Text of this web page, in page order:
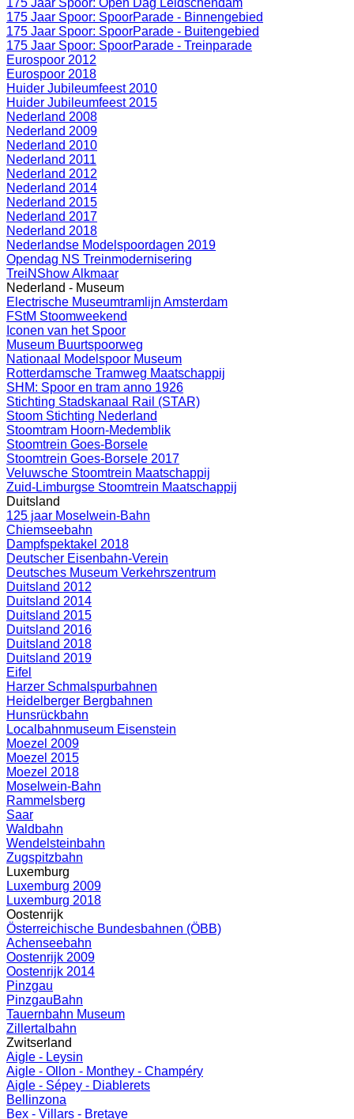
175 Jaar Spoor: Open Dag Leidschendam
175 Jaar Spoor: SpoorParade - Binnengebied
175 Jaar Spoor: SpoorParade - Buitengebied
175 Jaar Spoor: SpoorParade - Treinparade
Eurospoor 2012
Eurospoor 2018
Huider Jubileumfeest 2010
Huider Jubileumfeest 2015
Nederland 2008
Nederland 2009
Nederland 2010
Nederland 2011
Nederland 2012
Nederland 2014
Nederland 2015
Nederland 2017
Nederland 2018
Nederlandse Modelspoordagen 2019
Opendag NS Treinmodernisering
TreiNShow Alkmaar
Nederland - Museum
Electrische Museumtramlijn Amsterdam
FStM Stoomweekend
Iconen van het Spoor
Museum Buurtspoorweg
Nationaal Modelspoor Museum
Rotterdamsche Tramweg Maatschappij
SHM: Spoor en tram anno 1926
Stichting Stadskanaal Rail (STAR)
Stoom Stichting Nederland
Stoomtram Hoorn-Medemblik
Stoomtrein Goes-Borsele
Stoomtrein Goes-Borsele 2017
Veluwsche Stoomtrein Maatschappij
Zuid-Limburgse Stoomtrein Maatschappij
Duitsland
125 jaar Moselwein-Bahn
Chiemseebahn
Dampfspektakel 2018
Deutscher Eisenbahn-Verein
Deutsches Museum Verkehrszentrum
Duitsland 2012
Duitsland 2014
Duitsland 2015
Duitsland 2016
Duitsland 2018
Duitsland 2019
Eifel
Harzer Schmalspurbahnen
Heidelberger Bergbahnen
Hunsrückbahn
Localbahnmuseum Eisenstein
Moezel 2009
Moezel 2015
Moezel 2018
Moselwein-Bahn
Rammelsberg
Saar
Waldbahn
Wendelsteinbahn
Zugspitzbahn
Luxemburg
Luxemburg 2009
Luxemburg 2018
Oostenrijk
Österreichische Bundesbahnen (ÖBB)
Achenseebahn
Oostenrijk 2009
Oostenrijk 2014
Pinzgau
PinzgauBahn
Tauernbahn Museum
Zillertalbahn
Zwitserland
Aigle - Leysin
Aigle - Ollon - Monthey - Champéry
Aigle - Sépey - Diablerets
Bellinzona
Bex - Villars - Bretaye